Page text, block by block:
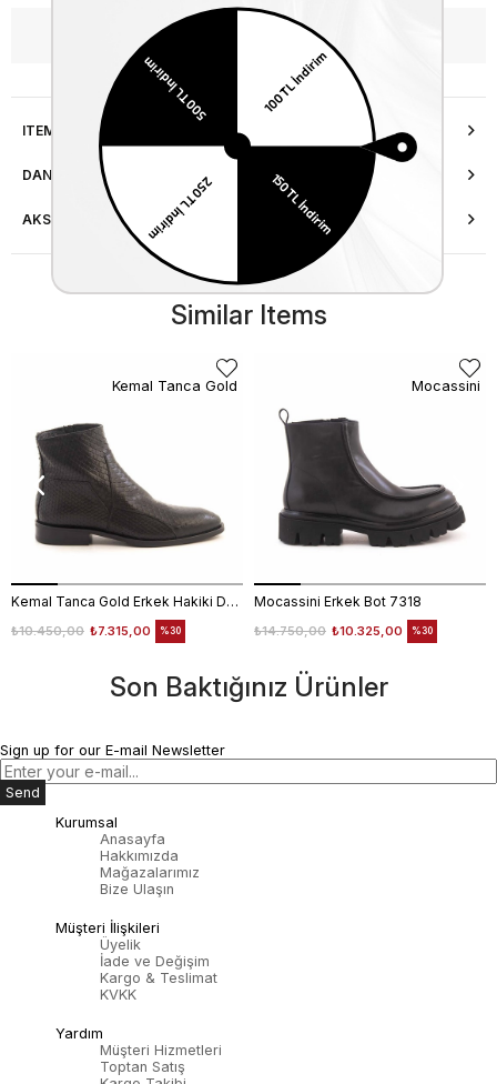
WhatsApp’tan Bilgi Al
ITEM FEATURES
DANIŞMA HATTI
AKSESUAR ONARIMI
Similar Items
Kemal Tanca Gold Erkek Hakiki Deri Tpu Taban Siyah Bot
₺7.315,00
₺10.450,00 %30
Kemal Tanca Gold
Mocassini Erkek Bot 7318
₺10.325,00
₺14.750,00 %30
Mocassini
Son Baktığınız Ürünler
Sign up for our E-mail Newsletter
Send
Kurumsal
Anasayfa
Hakkımızda
Mağazalarımız
Bize Ulaşın
Müşteri İlişkileri
Üyelik
İade ve Değişim
Kargo & Teslimat
KVKK
Yardım
Müşteri Hizmetleri
Toptan Satış